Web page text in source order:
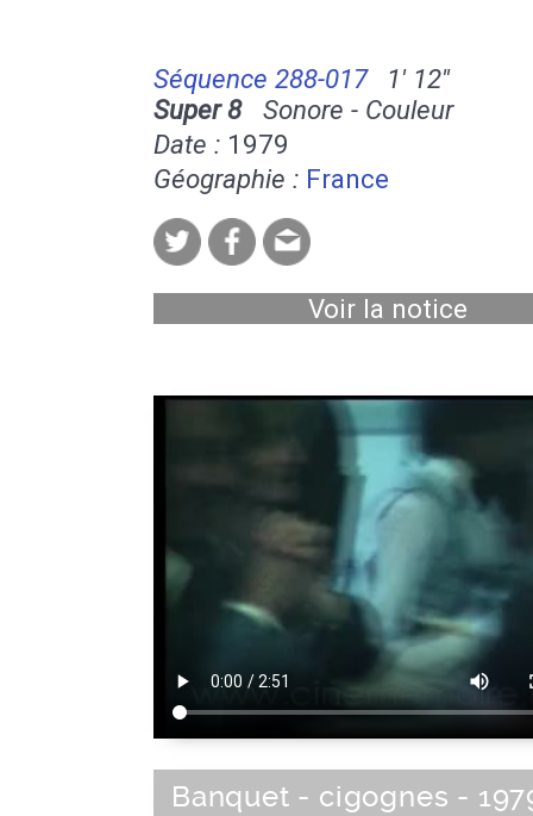
Séquence 288-017
1' 12''
Super 8Sonore - Couleur
Date : 1979
Géographie : France
Voir la notice
Banquet - cigognes -